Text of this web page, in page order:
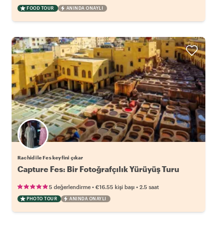
FOOD TOUR ANINDA ONAYLI
Rachid ile Fes keyfini çıkar
Capture Fes: Bir Fotoğrafçılık Yürüyüş Turu
5 değerlendirme • €16.55 kişi başı • 2.5 saat
PHOTO TOUR ANINDA ONAYLI